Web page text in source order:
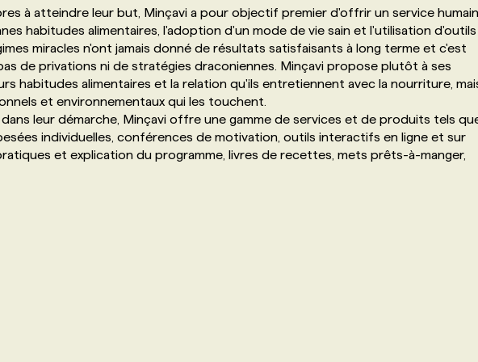
à atteindre leur but, Minçavi a pour objectif premier d'offrir un service humain
habitudes alimentaires, l'adoption d'un mode de vie sain et l'utilisation d'outils
miracles n'ont jamais donné de résultats satisfaisants à long terme et c'est
de privations ni de stratégies draconiennes. Minçavi propose plutôt à ses
habitudes alimentaires et la relation qu'ils entretiennent avec la nourriture,
et environnementaux qui les touchent.
leur démarche, Minçavi offre une gamme de services et de produits tels
individuelles, conférences de motivation, outils interactifs en ligne et sur
et explication du programme, livres de recettes, mets prêts-à-manger,